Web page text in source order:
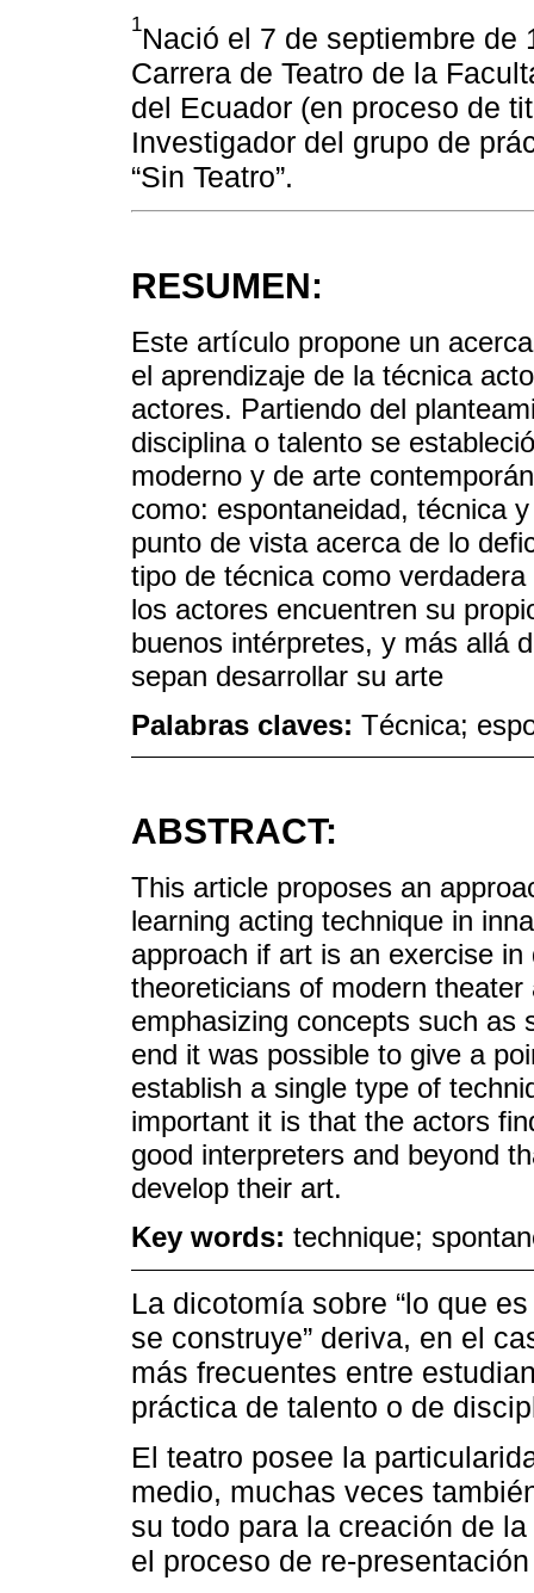
1Nació el 7 de septiembre de
Carrera de Teatro de la
del Ecuador (en proceso de
Investigador del grupo de
“Sin Teatro”.
RESUMEN:
Este artículo propone un
el aprendizaje de la técnica
actores. Partiendo del
disciplina o talento se
moderno y de arte
como: espontaneidad, técnica
punto de vista acerca de lo
tipo de técnica como
los actores encuentren su
buenos intérpretes, y más allá
sepan desarrollar su arte
Palabras claves: Técnica;
ABSTRACT:
This article proposes an
learning acting technique in
approach if art is an exercise
theoreticians of modern
emphasizing concepts such as
end it was possible to give a
establish a single type of
important it is that the actors
good interpreters and beyond
develop their art.
Key words: technique;
La dicotomía sobre “lo que
se construye” deriva, en el
más frecuentes entre
práctica de talento o de
El teatro posee la
medio, muchas veces
su todo para la creación de
el proceso de re-